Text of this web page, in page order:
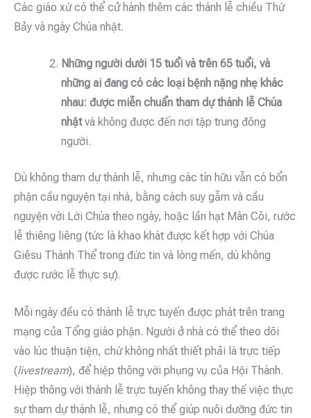
Các giáo xứ có thể cử hành thêm các thánh lễ chiều Thứ
Bảy và ngày Chúa nhật.
Những người dưới 15 tuổi và trên 65 tuổi, và
những ai đang có các loại bệnh nặng nhẹ khác
nhau: được miễn chuẩn tham dự thánh lễ Chúa
nhậtvà không được đến nơi tập trung đông
người.
Dù không tham dự thánh lễ, nhưng các tín hữu vẫn có bổn
phận cầu nguyện tại nhà, bằng cách suy gẫm và cầu
nguyện với Lời Chúa theo ngày, hoặc lần hạt Mân Côi, rước
lễ thiêng liêng (tức là khao khát được kết hợp với Chúa
Giêsu Thánh Thể trong đức tin và lòng mến, dù không
được rước lễ thực sự).
Mỗi ngày đều có thánh lễ trực tuyến được phát trên trang
mạng của Tổng giáo phận. Người ở nhà có thể theo dõi
vào lúc thuận tiện, chứ không nhất thiết phải là trực tiếp
(livestream), để hiệp thông với phụng vụ của Hội Thánh.
Hiệp thông với thánh lễ trực tuyến không thay thế việc thực
sự tham dự thánh lễ, nhưng có thể giúp nuôi dưỡng đức tin